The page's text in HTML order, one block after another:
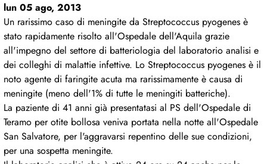
lun 05 ago, 2013
Un rarissimo caso di meningite da Streptococcus pyogenes è
stato rapidamente risolto all'Ospedale dell'Aquila grazie
all'impegno del settore di batteriologia del laboratorio analisi e
dei colleghi di malattie infettive. Lo Streptococcus pyogenes è il
noto agente di faringite acuta ma rarissimamente è causa di
meningite (meno dell'1% di tutte le meningiti batteriche).
La paziente di 41 anni già presentatasi al PS dell'Ospedale di
Teramo per otite bollosa veniva portata nella notte all'Ospedale
San Salvatore, per l'aggravarsi repentino delle sue condizioni,
per una sospetta meningite.